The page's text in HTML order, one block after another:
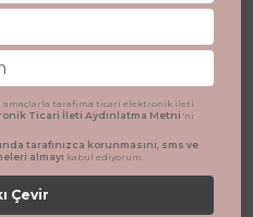
amaçlarla tarafıma ticari elektronik ileti
Ticari İleti Aydınlatma Metni 'ni
tarafınızca korunmasını, sms ve
almayı kabul ediyorum.
Çevir